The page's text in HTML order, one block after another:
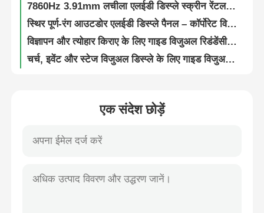
हमारे बारे में
कारखाने का दौरा
एक संदेश छोड़ें